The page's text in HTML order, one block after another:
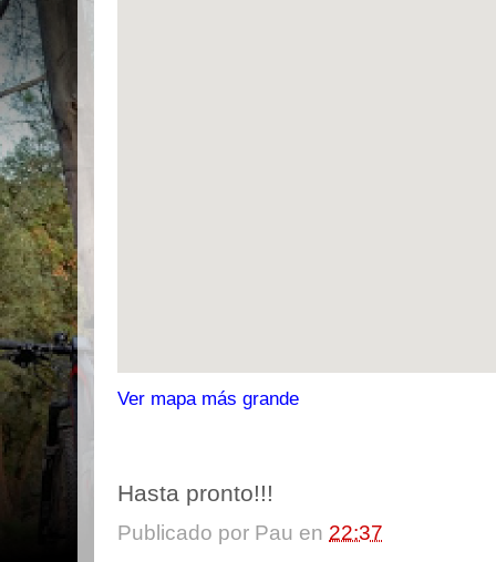
Ver mapa más grande
Hasta pronto!!!
Publicado por Pau en 22:37